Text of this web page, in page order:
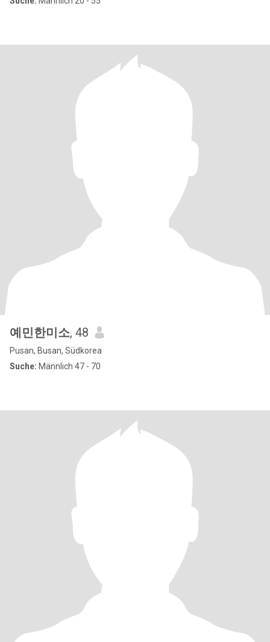
예민한미소, 48
Pusan, Busan, Südkorea
Suche: Männlich 47 - 70